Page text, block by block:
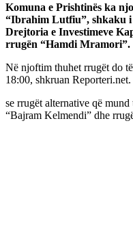
Komuna e Prishtinës ka
“Ibrahim Lutfiu”, shkaku i
Drejtoria e Investimeve
rrugën “Hamdi Mramori”.
Në njoftim thuhet rrugët do
18:00, shkruan Reporteri.net.
se rrugët alternative që
“Bajram Kelmendi” dhe